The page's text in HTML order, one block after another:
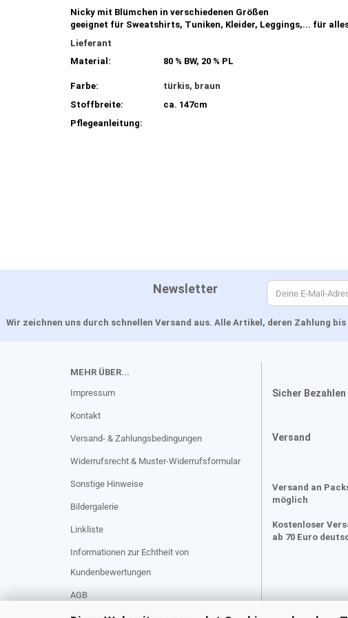
Nicky mit Blümchen in verschiedenen Größen
geeignet für Sweatshirts, Tuniken, Kleider, Leggings,... für
Lieferant
Material:
80 % BW, 20 % PL
Farbe:
türkis, braun
Stoffbreite:
ca. 147cm
Pflegeanleitung:
Newsletter
Wir zeichnen uns durch schnellen Versand aus. Alle Artikel, deren Zahlung
MEHR ÜBER...
Impressum
Kontakt
Versand- & Zahlungsbedingungen
Widerrufsrecht & Muster-Widerrufsformular
Sonstige Hinweise
Bildergalerie
Linkliste
Informationen zur Echtheit von
Kundenbewertungen
AGB
Sicher Bezahlen
Versand
Versand an
möglich
Kostenloser
ab 70 Euro